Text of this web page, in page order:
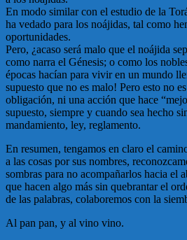
En modo similar con el estudio de la
ha vedado para los noájidas, tal como
oportunidades.
Pero, ¿acaso será malo que el noájida
como narra el Génesis; o como los
épocas hacían para vivir en un mundo
supuesto que no es malo! Pero esto no
obligación, ni una acción que hace
supuesto, siempre y cuando sea hecho
mandamiento, ley, reglamento.
En resumen, tengamos en claro el
a las cosas por sus nombres,
sombras para no acompañarlos hacia el
que hacen algo más sin quebrantar el
de las palabras, colaboremos con la
Al pan pan, y al vino vino.